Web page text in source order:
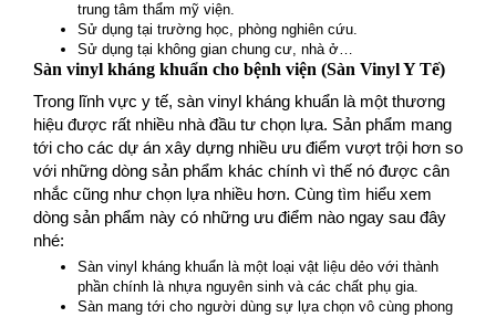
trung tâm thẩm mỹ viện.
Sử dụng tại trường học, phòng nghiên cứu.
Sử dụng tại không gian chung cư, nhà ở…
Sàn vinyl kháng khuẩn cho bệnh viện (Sàn Vinyl Y Tế)
Trong lĩnh vực y tế, sàn vinyl kháng khuẩn là một thương
hiệu được rất nhiều nhà đầu tư chọn lựa. Sản phẩm mang
tới cho các dự án xây dựng nhiều ưu điểm vượt trội hơn so
với những dòng sản phẩm khác chính vì thế nó được cân
nhắc cũng như chọn lựa nhiều hơn. Cùng tìm hiểu xem
dòng sản phẩm này có những ưu điểm nào ngay sau đây
nhé:
Sàn vinyl kháng khuẩn là một loại vật liệu dẻo với thành
phần chính là nhựa nguyên sinh và các chất phụ gia.
Sàn mang tới cho người dùng sự lựa chọn vô cùng phong